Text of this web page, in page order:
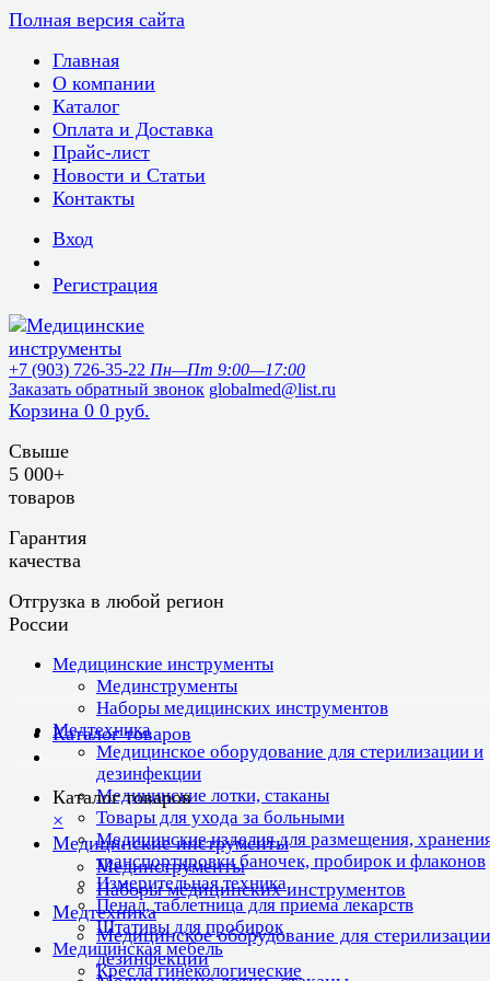
Полная версия сайта
Главная
О компании
Каталог
Оплата и Доставка
Прайс-лист
Новости и Статьи
Контакты
Вход
Регистрация
+7 (903) 726-35-22 Пн—Пт 9:00—17:00
Заказать обратный звонок globalmed@list.ru
Корзина 0 0 руб.
Свыше
5 000+
товаров
Гарантия
качества
Отгрузка в любой регион
России
Медицинские инструменты
Мединструменты
Наборы медицинских инструментов
Медтехника
Медицинское оборудование для стерилизации и
дезинфекции
Медицинские лотки, стаканы
Товары для ухода за больными
Медицинские изделия для размещения,
транспортировки баночек, пробирок и флаконов
Измерительная техника
Пенал, таблетница для приема лекарств
Штативы для пробирок
Медицинская мебель
Кресла гинекологические
Каталог товаров
Каталог товаров
×
Медицинские инструменты
Мединструменты
Наборы медицинских инструментов
Медтехника
Медицинское оборудование для
дезинфекции